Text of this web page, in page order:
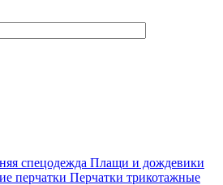
спецодежда Плащи и дождевики
перчатки Перчатки трикотажные